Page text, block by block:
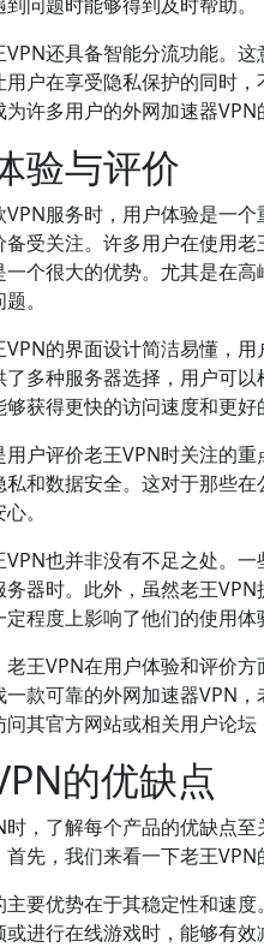
VPN还具备智能分流功能。
用户在享受隐私保护的同时
许多用户的外网加速器VPN
验与评价
VPN服务时，用户体验是一
备受关注。许多用户在使用
一个很大的优势。尤其是在
。
VPN的界面设计简洁易懂，
了多种服务器选择，用户可
获得更快的访问速度和更好
用户评价老王VPN时关注的
私和数据安全。这对于那些
。
VPN也并非没有不足之处。
务器时。此外，虽然老王
程度上影响了他们的使用体
老王VPN在用户体验和评价
一款可靠的外网加速器VPN
其官方网站或相关用户论坛
的优缺点
时，了解每个产品的优缺点
先，我们来看一下老王VPN
主要优势在于其稳定性和速
或进行在线游戏时，能够有